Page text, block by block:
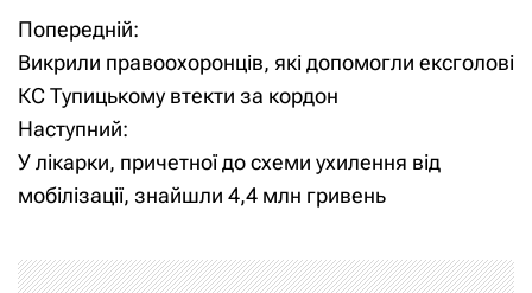
Н
а
в
і
Попередній:
Викрили правоохоронців, які допомогли ексголові
КС Тупицькому втекти за кордон
Наступний:
У лікарки, причетної до схеми ухилення від
мобілізації, знайшли 4,4 млн гривень